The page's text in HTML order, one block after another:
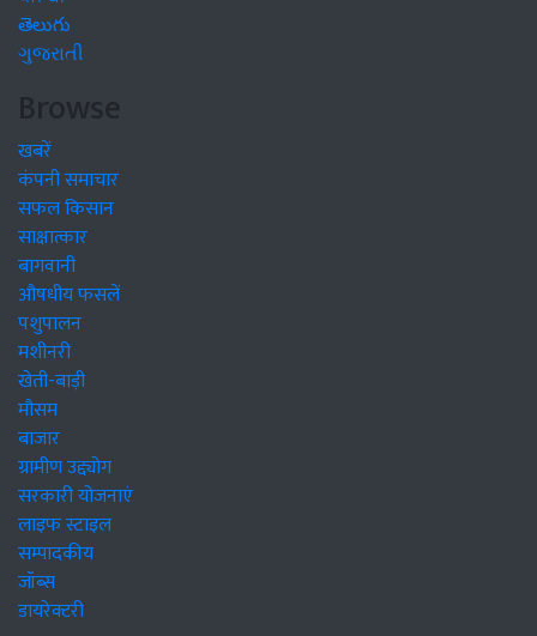
తెలుగు
ગુજરાતી
Browse
खबरें
कंपनी समाचार
सफल किसान
साक्षात्कार
बागवानी
औषधीय फसलें
पशुपालन
मशीनरी
खेती-बाड़ी
मौसम
बाजार
ग्रामीण उद्द्योग
सरकारी योजनाएं
लाइफ स्टाइल
सम्पादकीय
जॉब्स
डायरेक्टरी